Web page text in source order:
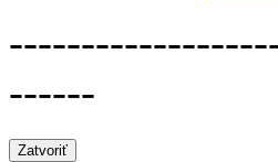
------